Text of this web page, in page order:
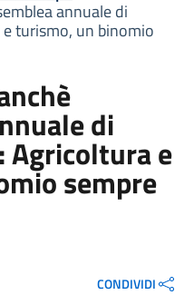
annuale di
turismo, un binomio
di
Agricoltura e
sempre
CONDIVIDI